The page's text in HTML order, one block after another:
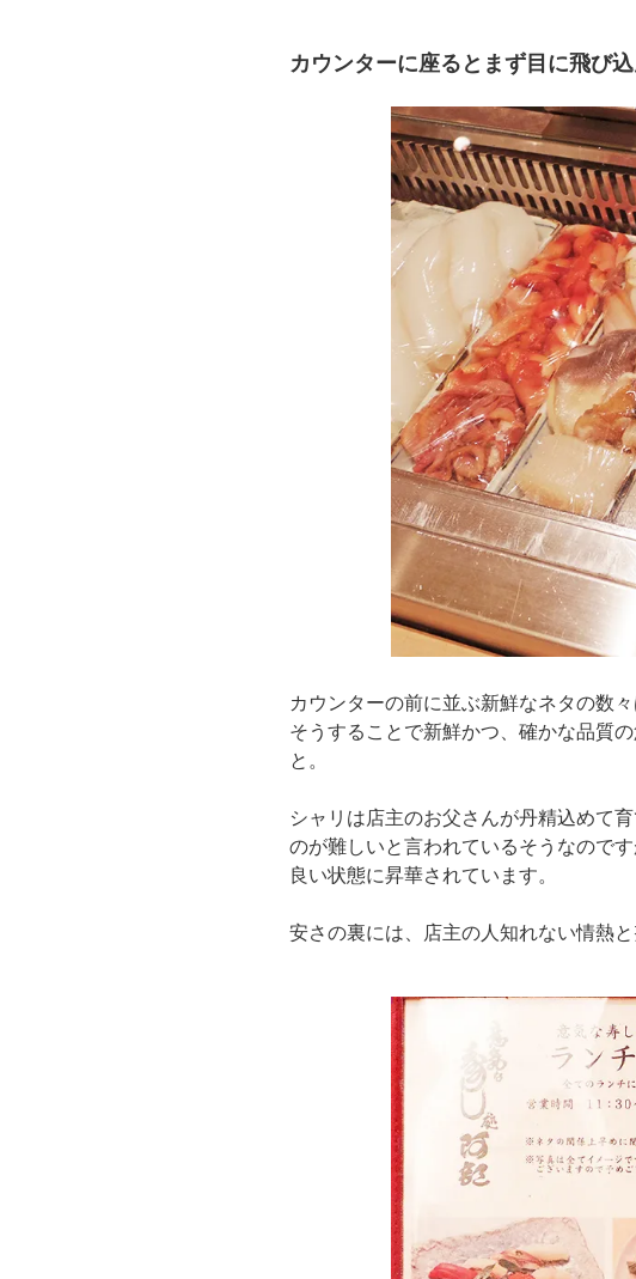
カウンターに座るとまず目に飛び
カウンターの前に並ぶ新鮮なネタの数
そうすることで新鮮かつ、確かな品質
と。
シャリは店主のお父さんが丹精込めて
のが難しいと言われているそうなので
良い状態に昇華されています。
安さの裏には、店主の人知れない情熱